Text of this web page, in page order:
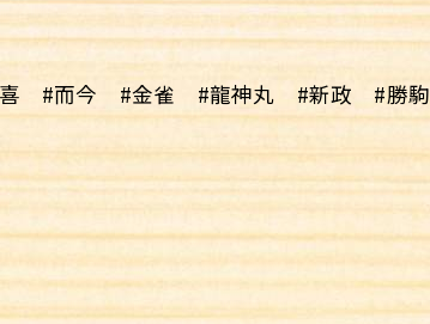
#而今 #金雀 #龍神丸 #新政 #勝駒